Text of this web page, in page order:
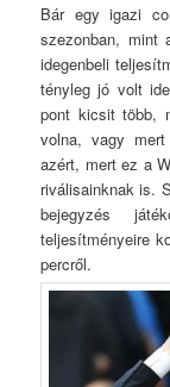
Bár egy igazi
szezonban, mint
idegenbeli
tényleg jó volt
pont kicsit több,
volna, vagy mert
azért, mert ez a
riválisainknak is.
bejegyzés
teljesítményeire
percről.